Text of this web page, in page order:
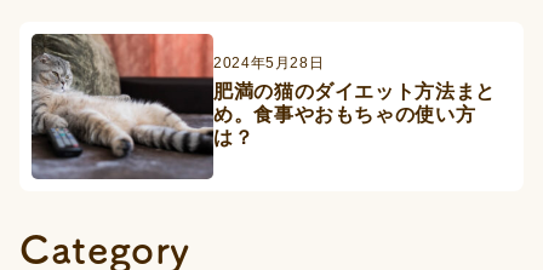
Blog
ペットフード事業
2024年5月28日
肥満の猫のダイエット方法まと
め。食事やおもちゃの使い方
は？
Category